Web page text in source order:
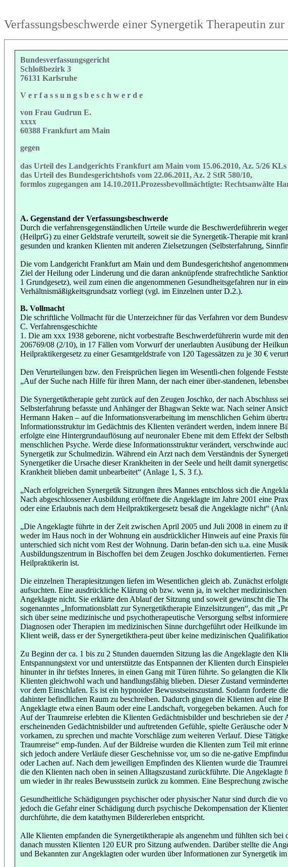
Verfassungsbeschwerde einer Synergetik Therapeutin
Bundesverfassungsgericht
Schloßbezirk 3
76131 Karlsruhe
V e r f a s s u n g s b e s c h w e r d e
von Frau Gudrun E.
xxxx
60388 Frankfurt am Main
gegen
das Urteil des Landgerichts Frankfurt am Main vom 15.06.2010, Az. 5/26 KLs
das Urteil des Bundesgerichtshofs vom 22.06.2011, Az. 2 StR 580/10,
formlos zugegangen am 14.10.2011.Prozessbevollmächtigte: Rechtsanwälte
A. Gegenstand der Verfassungsbeschwerde
Durch die verfahrensgegenständlichen Urteile wurde die Beschwerdeführerin
(HeilprG) zu einer Geldstrafe verurteilt, soweit sie die Synergetik-Therapie mit
gesunden und kranken Klienten mit anderen Zielsetzungen (Selbsterfahrung,
Die vom Landgericht Frankfurt am Main und dem Bundesgerichtshof
Ziel der Heilung oder Linderung und die daran anknüpfende strafrechtliche
1 Grundgesetz), weil zum einen die angenommenen Gesundheitsgefahren nur in
Verhältnismäßigkeitsgrundsatz vorliegt (vgl. im Einzelnen unter D.2.).
B. Vollmacht
Die schriftliche Vollmacht für die Unterzeichner für das Verfahren vor dem
C. Verfahrensgeschichte
1. Die am xxx 1938 geborene, nicht vorbestrafte Beschwerdeführerin wurde mit
206769/08 (2/10), in 17 Fällen vom Vorwurf der unerlaubten Ausübung der
Heilpraktikergesetz zu einer Gesamtgeldstrafe von 120 Tagessätzen zu je 30 €
Den Verurteilungen bzw. den Freisprüchen liegen im Wesentli-chen folgende
„Auf der Suche nach Hilfe für ihren Mann, der nach einer über-standenen,
Die Synergetiktherapie geht zurück auf den Zeugen Joschko, der nach Abschluss
Selbsterfahrung befasste und Anhänger der Bhagwan Sekte war. Nach seiner
Hermann Haken – auf die Informationsverarbeitung im menschlichen Gehirn
Informationsstruktur im Gedächtnis des Klienten verändert werden, indem innere
erfolgte eine Hintergrundauflösung auf neuronaler Ebene mit dem Effekt der
menschlichen Psyche. Werde diese Informationsstruktur verändert, verschwinde
Synergetik zur Schulmedizin. Während ein Arzt nach dem Verständnis der
Synergetiker die Ursache dieser Krankheiten in der Seele und heilt damit
Krankheit blieben damit unbearbeitet“ (Anlage 1, S. 3 f.).
„Nach erfolgreichen Synergetik Sitzungen ihres Mannes entschloss sich die
Nach abgeschlossener Ausbildung eröffnete die Angeklagte im Jahre 2001 eine
oder eine Erlaubnis nach dem Heilpraktikergesetz besaß die Angeklagte nicht“
„Die Angeklagte führte in der Zeit zwischen April 2005 und Juli 2008 in einem zu
weder im Haus noch in der Wohnung ein ausdrücklicher Hinweis auf eine Praxis
unterschied sich nicht vom Rest der Wohnung. Darin befan-den sich u.a. eine
Ausbildungszentrum in Bischoffen bei dem Zeugen Joschko dokumentierten.
Heilpraktikerin ist.
Die einzelnen Therapiesitzungen liefen im Wesentlichen gleich ab. Zunächst
aufsuchten. Eine ausdrückliche Klärung ob bzw. wenn ja, in welcher
Angeklagte nicht. Sie erklärte den Ablauf der Sitzung und soweit gewünscht die
sogenanntes „Informationsblatt zur Synergetiktherapie Einzelsitzungen“, das mit
sich über seine medizinische und psychotherapeutische Versorgung selbst
Diagnosen oder Therapien im medizinischen Sinne durchgeführt oder Heilkunde
Klient weiß, dass er der Synergetikthera-peut über keine medizinischen
Zu Beginn der ca. 1 bis zu 2 Stunden dauernden Sitzung las die Angeklagte den
Entspannungstext vor und unterstützte das Entspannen der Klienten durch
hinunter in ihr tiefstes Inneres, in einen Gang mit Türen führte. So gelangten die
Klienten gleichwohl wach und handlungsfähig blieben. Dieser Zustand
vor dem Einschlafen. Es ist ein hypnoider Bewusstseinszustand. Sodann forderte
dahinter befindlichen Raum zu beschreiben. Dadurch gingen die Klienten auf eine
Angeklagte etwa einen Baum oder eine Landschaft, vorgegeben bekamen. Auch
Auf der Traumreise erlebten die Klienten Gedächtnisbilder und beschrieben sie
erscheinenden Gedächtnisbilder und auftretenden Gefühle, spielte Geräusche
vorkamen, zu sprechen und machte Vorschläge zum weiteren Verlauf. Diese
Traumreise“ emp-funden. Auf der Bildreise wurden die Klienten zum Teil mit
sich jedoch andere Verläufe dieser Geschehnisse vor, um so die ne-gative
oder Lachen auf. Nach dem jeweiligen Empfinden des Klienten wurde die
die den Klienten nach oben in seinen Alltagszustand zurückführte. Die
um wieder in ihr reales Bewusstsein zurück zu kommen. Eine Besprechung
Gesundheitliche Schädigungen psychischer oder physischer Natur sind durch die
jedoch die Gefahr einer Schädigung durch psychische Dekompensation der
durchführte, die dem katathymen Bildererleben entspricht.
Alle Klienten empfanden die Synergetiktherapie als angenehm und fühlten sich
danach mussten Klienten 120 EUR pro Sitzung aufwenden. Darüber stellte die
und Bekannten zur Angeklagten oder wurden über Informationen zur Synergetik